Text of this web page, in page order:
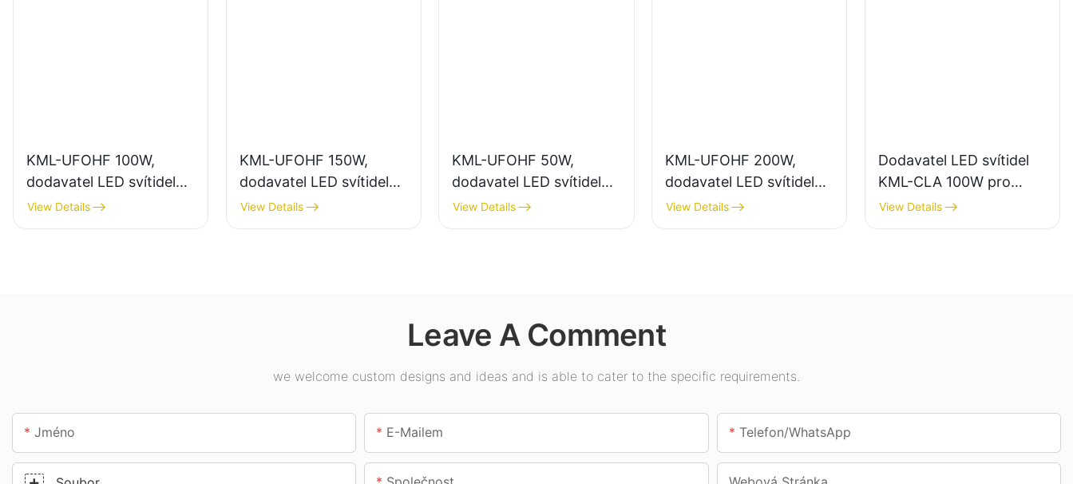
KML-UFOHF 100W,
dodavatel LED svítidel
do vysokých hal pro
průmyslové závody,
View Details
KML-UFOHF 150W,
dodavatel LED svítidel
pro vnitřní osvětlení
průmyslových závodů,
View Details
KML-UFOHF 50W,
dodavatel LED svítidel
do vysokých hal pro
průmyslové závody,
View Details
KML-UFOHF 200W,
dodavatel LED svítidel
pro vnitřní osvětlení
výstavních hal,
View Details
Dodavatel LED svítidel
KML-CLA 100W pro
vnitřní prostory, jako
jsou čerpací stanice a
View Details
Leave A Comment
we welcome custom designs and ideas and is able to cater to the specific requirements.
Jméno E-Mailem Telefon/whatsApp